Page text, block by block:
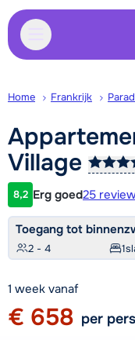
Home Frankrijk
Village
8,2 Erg goed25
Toegang tot
2 - 4 1
1 week vanaf
€ 658 per